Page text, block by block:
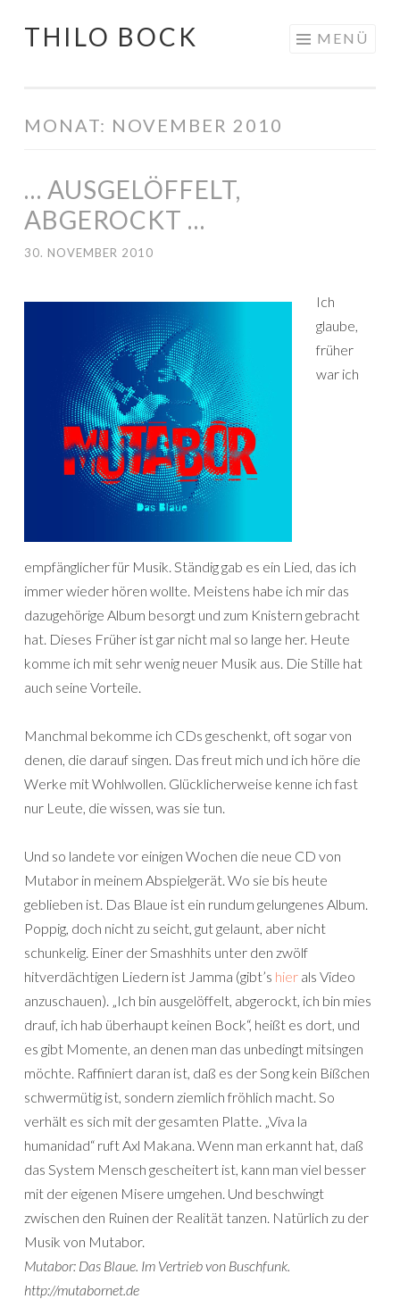
Springe
THILO BOCK MENÜ
MONAT: NOVEMBER 2010
… AUSGELÖFFELT,
ABGEROCKT …
30. NOVEMBER 2010
Ich
glaube,
früher
war ich
empfänglicher für Musik. Ständig gab es ein Lied, das ich
immer wieder hören wollte. Meistens habe ich mir das
dazugehörige Album besorgt und zum Knistern gebracht
hat. Dieses Früher ist gar nicht mal so lange her. Heute
komme ich mit sehr wenig neuer Musik aus. Die Stille hat
auch seine Vorteile.
Manchmal bekomme ich CDs geschenkt, oft sogar von
denen, die darauf singen. Das freut mich und ich höre die
Werke mit Wohlwollen. Glücklicherweise kenne ich fast
nur Leute, die wissen, was sie tun.
Und so landete vor einigen Wochen die neue CD von
Mutabor in meinem Abspielgerät. Wo sie bis heute
geblieben ist. Das Blaue ist ein rundum gelungenes Album.
Poppig, doch nicht zu seicht, gut gelaunt, aber nicht
schunkelig. Einer der Smashhits unter den zwölf
hitverdächtigen Liedern ist Jamma (gibt’s hier als Video
anzuschauen). „Ich bin ausgelöffelt, abgerockt, ich bin mies
drauf, ich hab überhaupt keinen Bock“, heißt es dort, und
es gibt Momente, an denen man das unbedingt mitsingen
möchte. Raffiniert daran ist, daß es der Song kein Bißchen
schwermütig ist, sondern ziemlich fröhlich macht. So
verhält es sich mit der gesamten Platte. „Viva la
humanidad“ ruft Axl Makana. Wenn man erkannt hat, daß
das System Mensch gescheitert ist, kann man viel besser
mit der eigenen Misere umgehen. Und beschwingt
zwischen den Ruinen der Realität tanzen. Natürlich zu der
Musik von Mutabor.
Mutabor: Das Blaue. Im Vertrieb von Buschfunk.
http://mutabornet.de